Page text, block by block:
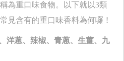
為重口味食物。以下就以3類
見含有的重口味香料為何囉！
洋蔥、辣椒、青蔥、生薑、九